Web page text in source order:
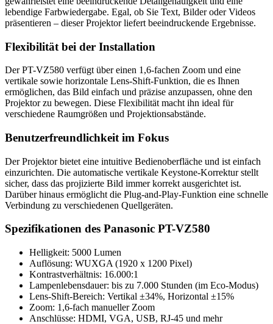
lebendige Farbwiedergabe. Egal, ob Sie Text, Bilder oder Videos
präsentieren – dieser Projektor liefert beeindruckende Ergebnisse.
Flexibilität bei der Installation
Der PT-VZ580 verfügt über einen 1,6-fachen Zoom und eine
vertikale sowie horizontale Lens-Shift-Funktion, die es Ihnen
ermöglichen, das Bild einfach und präzise anzupassen, ohne den
Projektor zu bewegen. Diese Flexibilität macht ihn ideal für
verschiedene Raumgrößen und Projektionsabstände.
Benutzerfreundlichkeit im Fokus
Der Projektor bietet eine intuitive Bedienoberfläche und ist einfach
einzurichten. Die automatische vertikale Keystone-Korrektur stellt
sicher, dass das projizierte Bild immer korrekt ausgerichtet ist.
Darüber hinaus ermöglicht die Plug-and-Play-Funktion eine schnelle
Verbindung zu verschiedenen Quellgeräten.
Spezifikationen des Panasonic PT-VZ580
Helligkeit: 5000 Lumen
Auflösung: WUXGA (1920 x 1200 Pixel)
Kontrastverhältnis: 16.000:1
Lampenlebensdauer: bis zu 7.000 Stunden (im Eco-Modus)
Lens-Shift-Bereich: Vertikal ±34%, Horizontal ±15%
Zoom: 1,6-fach manueller Zoom
Anschlüsse: HDMI, VGA, USB, RJ-45 und mehr